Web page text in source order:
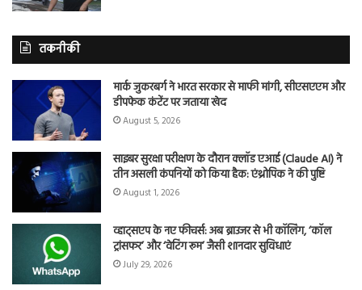
तकनीकी
मार्क जुकरबर्ग ने भारत सरकार से माफी मांगी, सीएसएएम और
डीपफेक कंटेंट पर जताया खेद
August 5, 2026
साइबर सुरक्षा परीक्षण के दौरान क्लॉड एआई (Claude AI) ने
तीन असली कंपनियों को किया हैक: एंथ्रोपिक ने की पुष्टि
August 1, 2026
व्हाट्सएप के नए फीचर्स: अब ब्राउजर से भी कॉलिंग, ‘कॉल
ट्रांसफर’ और ‘वेटिंग रूम’ जैसी शानदार सुविधाएं
July 29, 2026